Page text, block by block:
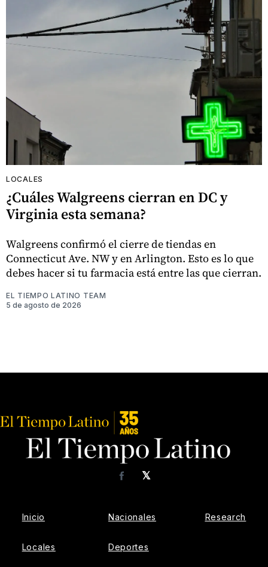
LOCALES
¿Cuáles Walgreens cierran en DC y
Virginia esta semana?
Walgreens confirmó el cierre de tiendas en
Connecticut Ave. NW y en Arlington. Esto es lo que
debes hacer si tu farmacia está entre las que cierran.
EL TIEMPO LATINO TEAM
5 de agosto de 2026
𝕏
Facebook
Inicio
Locales
Nacionales
Deportes
Research